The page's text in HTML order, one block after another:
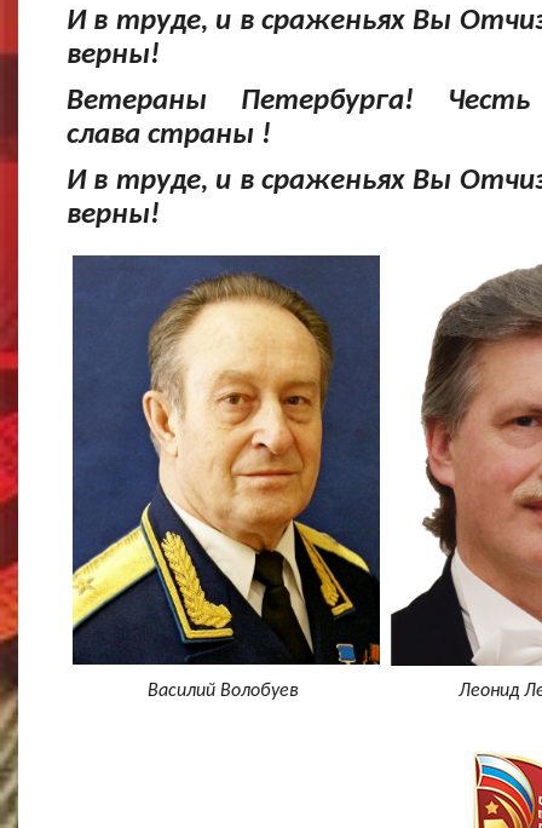
И в труде, и в сраженьях Вы
верны!
Ветераны Петербурга!
слава страны !
И в труде, и в сраженьях Вы
верны!
Василий Волобуев Леонид